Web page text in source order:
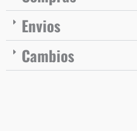
Envios
Cambios